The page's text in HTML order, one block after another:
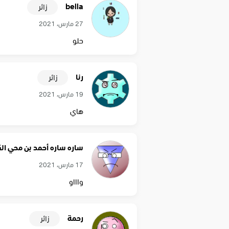
bella زائر
27 مارس، 2021
حلو
رنا زائر
19 مارس، 2021
هاي
ساره ساره أحمد بن محي
17 مارس، 2021
واااو
رحمة زائر